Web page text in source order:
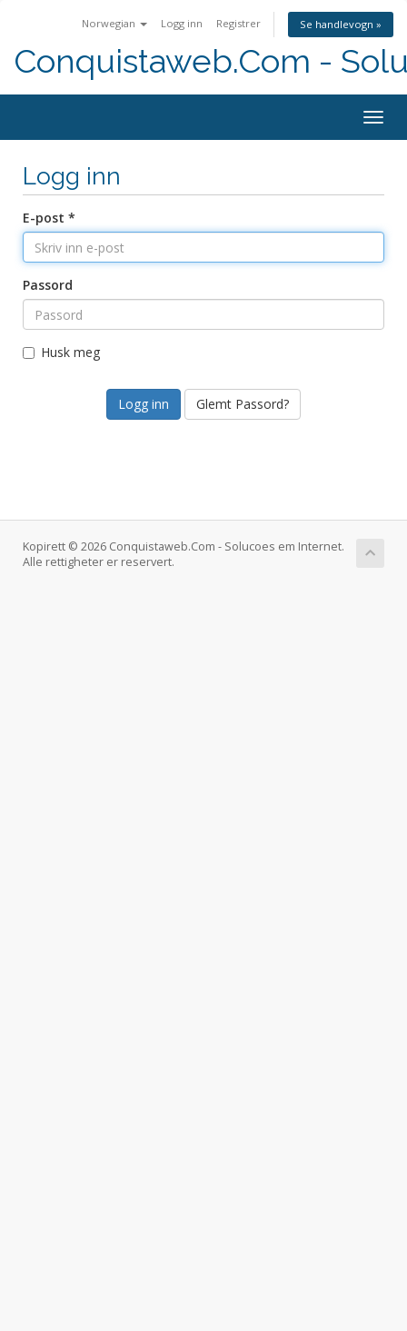
Norwegian Logg inn Registrer Se handlevogn »
Conquistaweb.Com -
Logg inn
E-post *
Passord
Husk meg
Glemt Passord?
Kopirett © 2026 Conquistaweb.Com - Solucoes em Internet.
Alle rettigheter er reservert.